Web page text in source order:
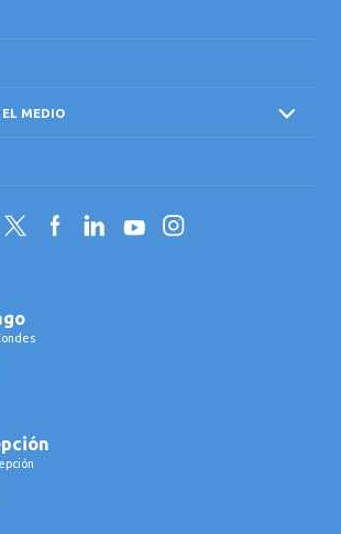
MEDIO
Twitter FacebookLinkedInYouTubeInstagram